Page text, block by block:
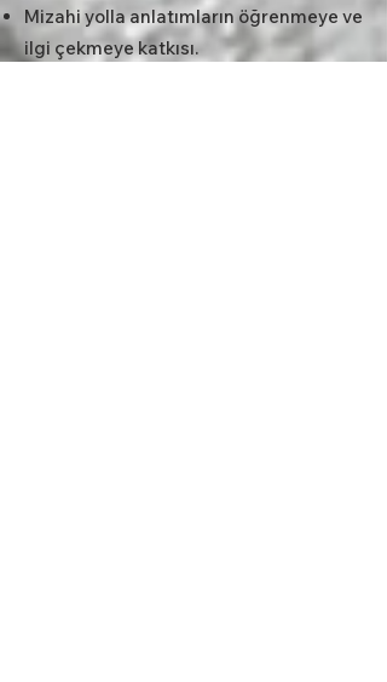
Mizahi yolla anlatımların öğrenmeye ve
ilgi çekmeye katkısı.